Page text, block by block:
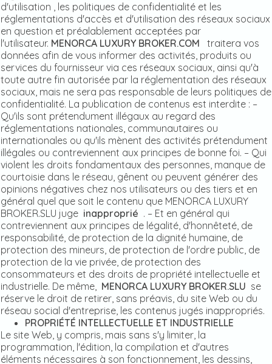
d'utilisation , les politiques de confidentialité et les
réglementations d'accès et d'utilisation des réseaux sociaux
en question et préalablement acceptées par
l'utilisateur. MENORCA LUXURY BROKER.COM
traitera vos
données afin de vous informer des activités, produits ou
services du fournisseur via ces réseaux sociaux, ainsi qu'à
toute autre fin autorisée par la réglementation des réseaux
sociaux, mais ne sera pas responsable de leurs politiques de
confidentialité. La publication de contenus est interdite : –
Qu'ils sont prétendument illégaux au regard des
réglementations nationales, communautaires ou
internationales ou qu'ils mènent des activités prétendument
illégales ou contreviennent aux principes de bonne foi. – Qui
violent les droits fondamentaux des personnes, manque de
courtoisie dans le réseau, gênent ou peuvent générer des
opinions négatives chez nos utilisateurs ou des tiers et en
général quel que soit le contenu que MENORCA LUXURY
BROKER.SLU juge inapproprié . – Et en général qui
contreviennent aux principes de légalité, d'honnêteté, de
responsabilité, de protection de la dignité humaine, de
protection des mineurs, de protection de l'ordre public, de
protection de la vie privée, de protection des
consommateurs et des droits de propriété intellectuelle et
industrielle. De même, MENORCA LUXURY BROKER.SLU se
réserve le droit de retirer, sans préavis, du site Web ou du
réseau social d'entreprise, les contenus jugés inappropriés.
PROPRIÉTÉ INTELLECTUELLE ET INDUSTRIELLE
Le site Web, y compris, mais sans s'y limiter, la
programmation, l'édition, la compilation et d'autres
éléments nécessaires à son fonctionnement, les dessins,